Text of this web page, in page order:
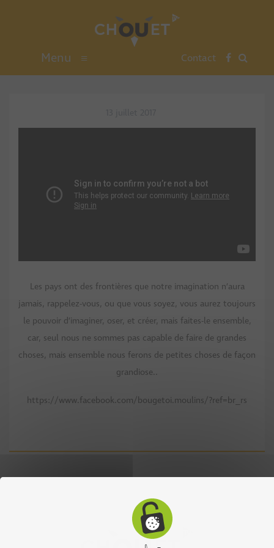
Menu ≡ Contact
Les pays ont des frontières que notre imagination n’aura
jamais, rappelez-vous, ou que vous soyez, vous aurez toujours
le pouvoir d’imaginer, oser, et créer, mais faites-le ensemble,
car, seul nous ne sommes pas capable de faire de grandes
choses, mais ensemble nous ferons de petites choses de façon
grandiose..
https://www.facebook.com/bougetoi.moulins/?ref=br_rs